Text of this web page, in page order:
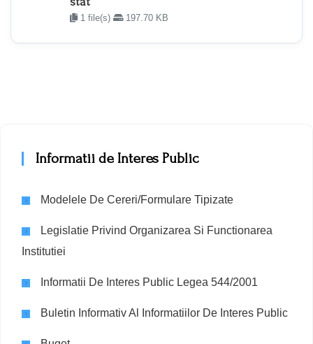
1 file(s) 197.70 KB
Informatii de Interes Public
Modelele De Cereri/Formulare Tipizate
Legislatie Privind Organizarea Si Functionarea
Institutiei
Informatii De Interes Public Legea 544/2001
Buletin Informativ Al Informatiilor De Interes Public